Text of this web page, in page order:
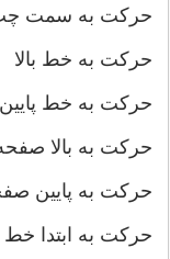
حرکت به سمت چپ
حرکت به خط بالا
حرکت به خط پایین
حرکت به بالا
حرکت به پایین
حرکت به ابتدا خط